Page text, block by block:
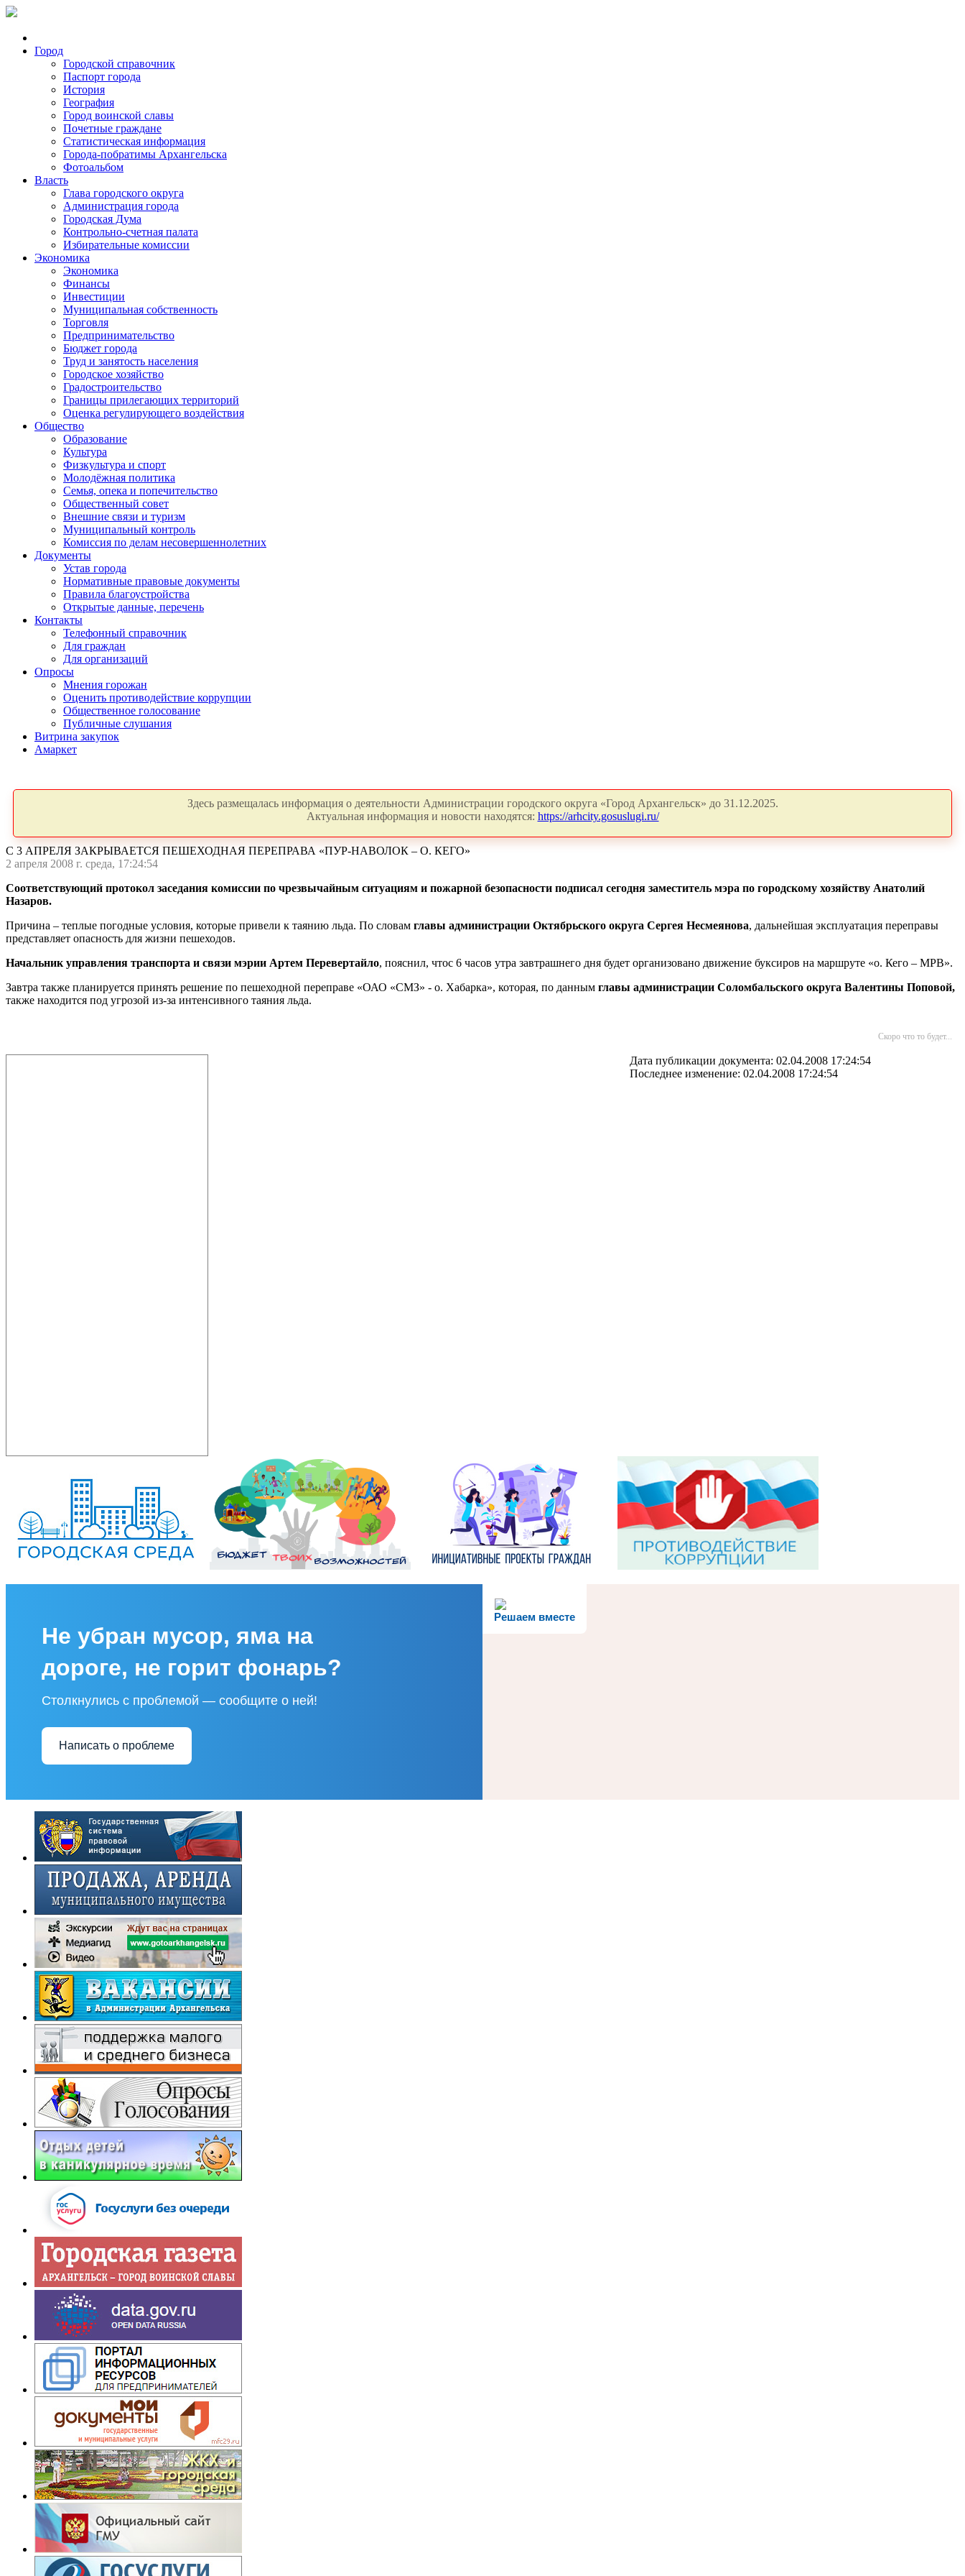
Город
Городской справочник
Паспорт города
История
География
Город воинской славы
Почетные граждане
Статистическая информация
Города-побратимы Архангельска
Фотоальбом
Власть
Глава городского округа
Администрация города
Городская Дума
Контрольно-счетная палата
Избирательные комиссии
Экономика
Экономика
Финансы
Инвестиции
Муниципальная собственность
Торговля
Предпринимательство
Бюджет города
Труд и занятость населения
Городское хозяйство
Градостроительство
Границы прилегающих территорий
Оценка регулирующего воздействия
Общество
Образование
Культура
Физкультура и спорт
Молодёжная политика
Семья, опека и попечительство
Общественный совет
Внешние связи и туризм
Муниципальный контроль
Комиссия по делам несовершеннолетних
Документы
Устав города
Нормативные правовые документы
Правила благоустройства
Открытые данные, перечень
Контакты
Телефонный справочник
Для граждан
Для организаций
Опросы
Мнения горожан
Оценить противодействие коррупции
Общественное голосование
Публичные слушания
Витрина закупок
Амаркет
Здесь размещалась информация о деятельности Администрации городского округа «Город Архангельск» до 31.12.2025.
Актуальная информация и новости находятся: https://arhcity.gosuslugi.ru/
С 3 АПРЕЛЯ ЗАКРЫВАЕТСЯ ПЕШЕХОДНАЯ ПЕРЕПРАВА «ПУР-НАВОЛОК – О. КЕГО»
2 апреля 2008 г. среда, 17:24:54
Соответствующий протокол заседания комиссии по чрезвычайным ситуациям и пожарной безопасности подписал сегодня заместитель мэра по городскому хозяйству Анатолий
Назаров.
Причина – теплые погодные условия, которые привели к таянию льда. По словам главы администрации Октябрьского округа Сергея Несмеянова, дальнейшая эксплуатация переправы
представляет опасность для жизни пешеходов.
Начальник управления транспорта и связи мэрии Артем Перевертайло, пояснил, чтос 6 часов утра завтрашнего дня будет организовано движение буксиров на маршруте «о. Кего – МРВ».
Завтра также планируется принять решение по пешеходной переправе «ОАО «СМЗ» - о. Хабарка», которая, по данным главы администрации Соломбальского округа Валентины Поповой,
также находится под угрозой из-за интенсивного таяния льда.
Скоро что то будет...
Дата публикации документа: 02.04.2008 17:24:54
Последнее изменение: 02.04.2008 17:24:54
Решаем вместе
Не убран мусор, яма на
дороге, не горит фонарь?
Столкнулись с проблемой — сообщите о ней!
Написать о проблеме